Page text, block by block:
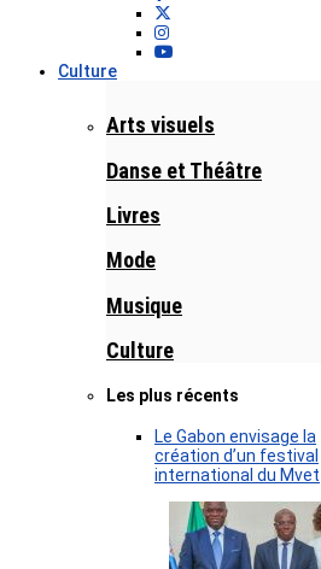
Culture
Arts visuels
Danse et Théâtre
Livres
Mode
Musique
Culture
Les plus récents
Le Gabon envisage la
création d’un festival
international du Mvet